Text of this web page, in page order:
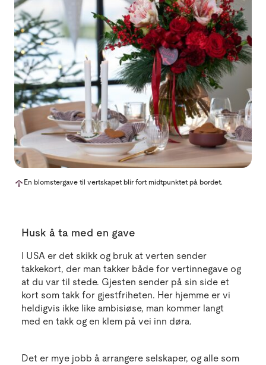
En blomstergave til vertskapet blir fort midtpunktet på bordet.
Husk å ta med en gave
I USA er det skikk og bruk at verten sender
takkekort, der man takker både for vertinnegave og
at du var til stede. Gjesten sender på sin side et
kort som takk for gjestfriheten. Her hjemme er vi
heldigvis ikke like ambisiøse, man kommer langt
med en takk og en klem på vei inn døra.
Det er mye jobb å arrangere selskaper, og alle som